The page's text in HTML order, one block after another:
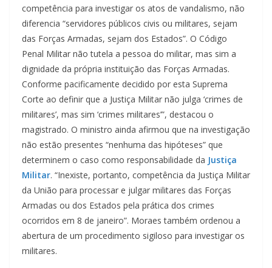
competência para investigar os atos de vandalismo, não
diferencia “servidores públicos civis ou militares, sejam
das Forças Armadas, sejam dos Estados”. O Código
Penal Militar não tutela a pessoa do militar, mas sim a
dignidade da própria instituição das Forças Armadas.
Conforme pacificamente decidido por esta Suprema
Corte ao definir que a Justiça Militar não julga ‘crimes de
militares’, mas sim ‘crimes militares’”, destacou o
magistrado. O ministro ainda afirmou que na investigação
não estão presentes “nenhuma das hipóteses” que
determinem o caso como responsabilidade da Justiça
Militar. “Inexiste, portanto, competência da Justiça Militar
da União para processar e julgar militares das Forças
Armadas ou dos Estados pela prática dos crimes
ocorridos em 8 de janeiro”. Moraes também ordenou a
abertura de um procedimento sigiloso para investigar os
militares.